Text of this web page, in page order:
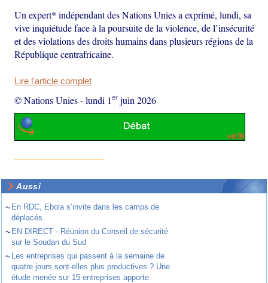
Un expert* indépendant des Nations Unies a exprimé, lundi, sa
vive inquiétude face à la poursuite de la violence, de l’insécurité
et des violations des droits humains dans plusieurs régions de la
République centrafricaine.
Lire l'article complet
© Nations Unies-lundi 1er juin 2026
Aussi
~ En RDC, Ebola s’invite dans les camps de
déplacés
~ EN DIRECT - Réunion du Conseil de sécurité
sur le Soudan du Sud
~ Les entreprises qui passent à la semaine de
quatre jours sont-elles plus productives ? Une
étude menée sur 15 entreprises apporte